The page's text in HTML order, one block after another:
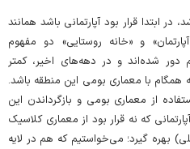
ابتدا قرار بود آپارتمانی باشد همانند
و «خانه روستایی» دو مفهوم
دور شده‌اند و در دهه‌های اخیر، کمتر
همگام با معماری بومی این منطقه باشد.
از معماری بومی و بازگرداندن این
که نه قرار بود از معماری کلاسیک
بهره گیرد؛ می‌خواستیم که هم در لایه